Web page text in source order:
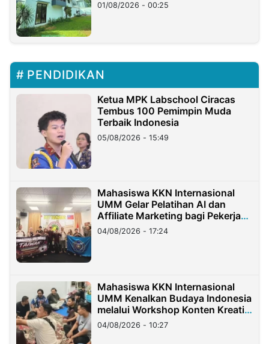
01/08/2026 - 00:25
PENDIDIKAN
Ketua MPK Labschool Ciracas
Tembus 100 Pemimpin Muda
Terbaik Indonesia
05/08/2026 - 15:49
Mahasiswa KKN Internasional
UMM Gelar Pelatihan AI dan
Affiliate Marketing bagi Pekerja
Migran Indonesia di Taiwan
04/08/2026 - 17:24
Mahasiswa KKN Internasional
UMM Kenalkan Budaya Indonesia
melalui Workshop Konten Kreatif
di Taiwan
04/08/2026 - 10:27